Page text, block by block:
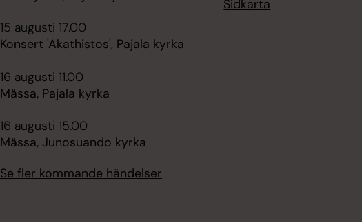
15 augusti 17.00
Konsert 'Akathistos', Pajala kyrka
16 augusti 11.00
Mässa, Pajala kyrka
16 augusti 15.00
Mässa, Junosuando kyrka
Se fler kommande händelser
Sidkarta